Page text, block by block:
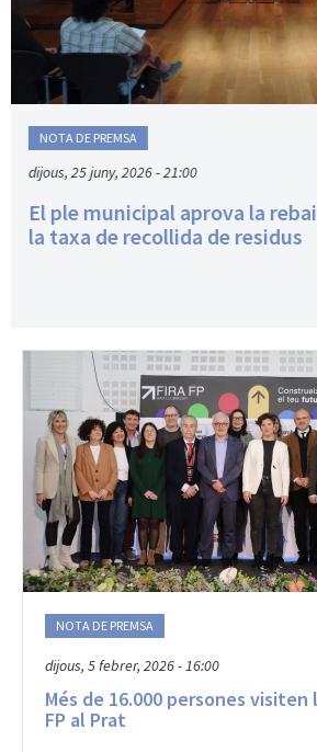
NOTA DE PREMSA
dijous, 25 juny, 2026 - 21:00
El ple municipal aprova la
la taxa de recollida de residus
dijous, 5 febrer, 2026 - 16:00
Més de 16.000 persones visiten
FP al Prat